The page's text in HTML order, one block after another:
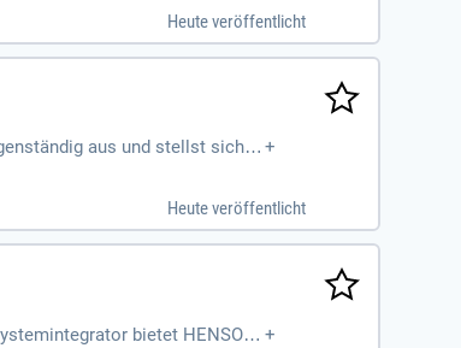
Heute veröffentlicht
aus und stellst sicher, +
Heute veröffentlicht
bietet HENSOL +